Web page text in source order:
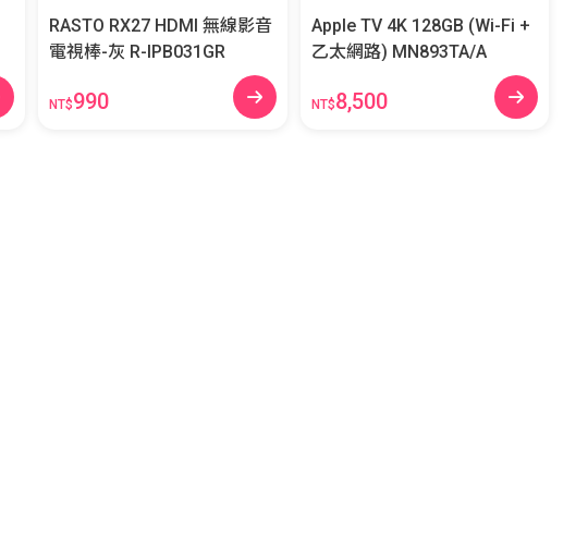
RASTO RX27 HDMI 無線影音
電視棒-灰 R-IPB031GR
NT$990
Apple TV 4K 128GB (Wi-Fi +
乙太網路) MN893TA/A
NT$8,500